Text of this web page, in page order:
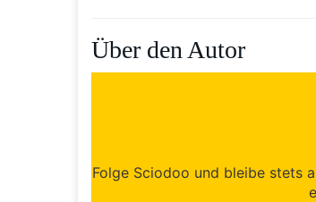
Über den Autor
Folge Sciodoo und bleibe stets